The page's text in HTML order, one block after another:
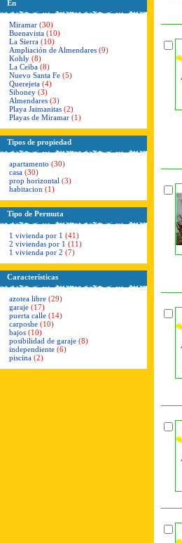
En
Miramar (30)
Buenavista (10)
La Sierra (10)
Ampliación de Almendares (9)
Kohly (8)
La Ceiba (8)
Nuevo Santa Fe (5)
Querejeta (4)
Siboney (3)
Almendares (3)
Playa Jaimanitas (2)
Playas de Miramar (1)
Tipos de propiedad
apartamento (30)
casa (30)
prop horizontal (3)
habitacion (1)
Tipo de Permuta
1 vivienda por 1 (41)
2 viviendas por 1 (11)
1 vivienda por 2 (7)
Características
azotea libre (29)
garaje (17)
puerta calle (14)
carposhe (10)
bajos (10)
posibilidad de garaje (8)
independiente (6)
piscina (2)